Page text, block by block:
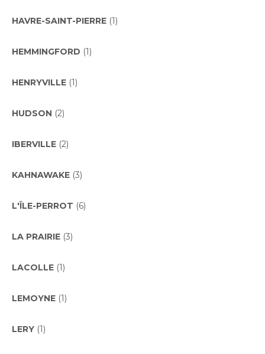
HAVRE-SAINT-PIERRE (1)
HEMMINGFORD (1)
HENRYVILLE (1)
HUDSON (2)
IBERVILLE (2)
KAHNAWAKE (3)
L'ÎLE-PERROT (6)
LA PRAIRIE (3)
LACOLLE (1)
LEMOYNE (1)
LERY (1)